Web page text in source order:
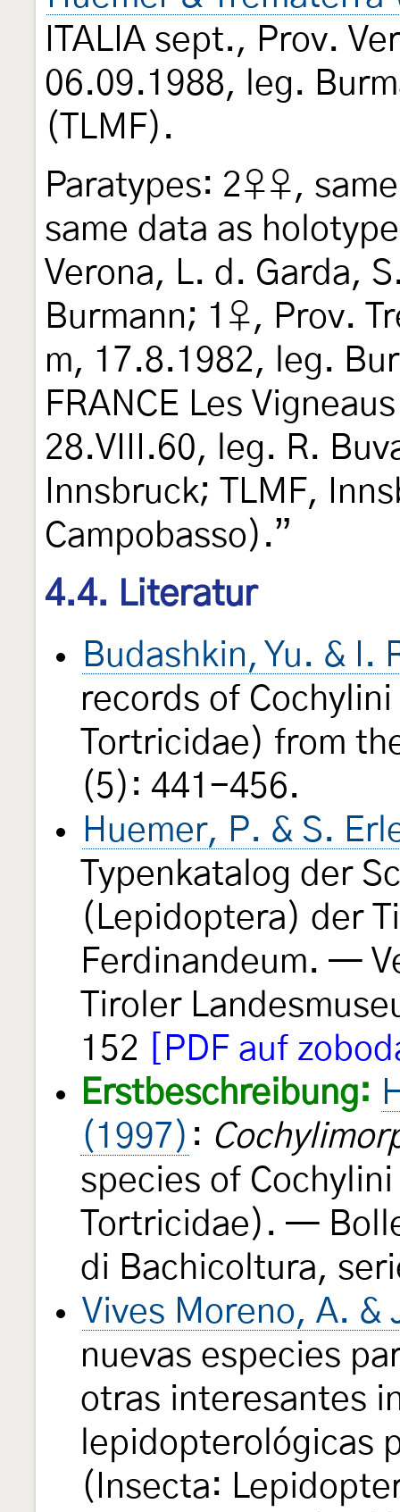
ITALIA sept., Prov.
06.09.1988, leg.
(TLMF).
Paratypes: 2♀♀,
same data as
Verona, L. d. Garda,
Burmann; 1♀, Prov.
m, 17.8.1982, leg.
FRANCE Les
28.VIII.60, leg. R.
Innsbruck; TLMF,
Campobasso).”
4.4. Literatur
Budashkin, Yu. & I.
records of
Tortricidae) from
(5): 441-456.
Huemer, P. & S.
Typenkatalog der
(Lepidoptera) der
Ferdinandeum. —
Tiroler
152
[PDF auf
Erstbeschreibung:
(1997) :
species of
Tortricidae). —
di Bachicoltura,
Vives Moreno, A. &
nuevas especies
otras interesantes
lepidopterológicas
(Insecta: